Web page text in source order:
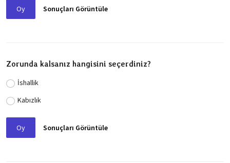
Oy Sonuçları Görüntüle
Zorunda kalsanız hangisini seçerdiniz?
İshallik
Kabızlık
Oy Sonuçları Görüntüle